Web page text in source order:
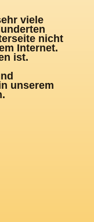
viele
nicht
Internet.
ist.
unserem